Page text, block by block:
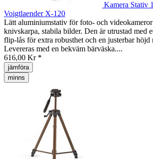
Kamera Stativ
Voigtlaender X-120
Lätt aluminiumstativ för foto- och
knivskarpa, stabila bilder. Den är utrustad med
flip-lås för extra robusthet och en justerbar höjd
Levereras med en bekväm bärväska....
616,00 Kr *
jämföra
minns